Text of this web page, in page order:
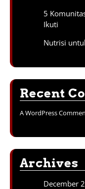
5
Ikuti
Nutrisi
Recent
A WordPress
Archives
December